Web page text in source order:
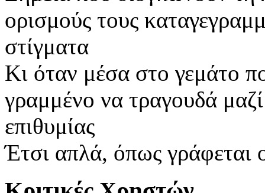
ορισμούς τους
στίγματα
Κι όταν μέσα στο γεμάτο
γραμμένο να τραγουδά
επιθυμίας
Έτσι απλά, όπως γράφεται